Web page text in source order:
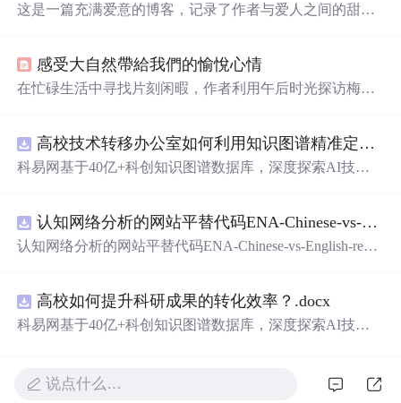
这是一篇充满爱意的博客，记录了作者与爱人之间的甜蜜
暖的人，一起经历生活的点点滴滴，无论风雨，都愿意携
手共度。
感受大自然帶給我們的愉悅心情
在忙碌生活中寻找片刻闲暇，作者利用午后时光探访梅
瓣上的温暖与生命力。与两位年轻女孩相遇，她们在桃花
丛中留下青春的笑容，共同沉浸在春光中。文章以诗意的
高校技术转移办公室如何利用知识图谱精准定位产业需求与技术适配点？.docx
科易网基于40亿+科创知识图谱数据库，深度探索AI技术
新领域的AI+数智化解决方案，推动科技创新与产业创新
智能化发展。
认知网络分析的网站平替代码ENA-Chinese-vs-English-reproducible.zip
认知网络分析的网站平替代码ENA-Chinese-vs-English-repro
高校如何提升科研成果的转化效率？.docx
科易网基于40亿+科创知识图谱数据库，深度探索AI技术
新领域的AI+数智化解决方案，推动科技创新与产业创新
说点什么…